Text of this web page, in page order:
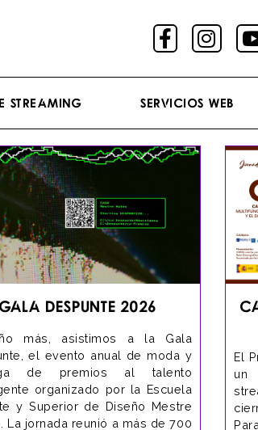
streaming Servicios Web
Gala Despunte 2026
más, asistimos a la Gala
el evento anual de moda y
de premios al talento
organizado por la Escuela
y Superior de Diseño Mestre
La jornada reunió a más de 700
El
un